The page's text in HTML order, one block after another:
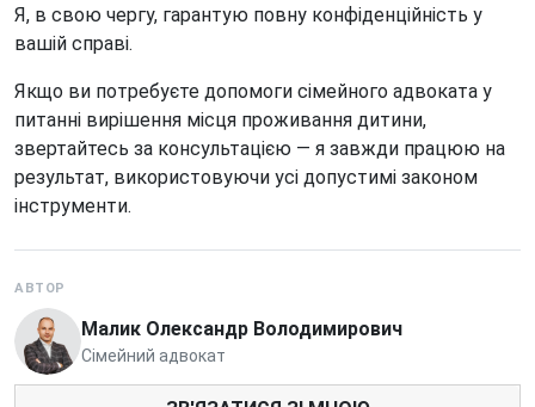
Я, в свою чергу, гарантую повну конфіденційність у
вашій справі.
Якщо ви потребуєте допомоги сімейного адвоката у
питанні вирішення місця проживання дитини,
звертайтесь за консультацією — я завжди працюю на
результат, використовуючи усі допустимі законом
інструменти.
АВТОР
Малик Олександр Володимирович
Сімейний адвокат